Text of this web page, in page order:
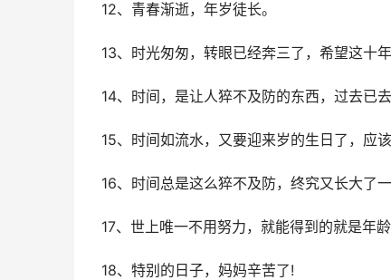
12、青春渐逝，年岁徒长。
13、时光匆匆，转眼已经奔三了，希望这十
14、时间，是让人猝不及防的东西，过去已
15、时间如流水，又要迎来岁的生日了，应
16、时间总是这么猝不及防，终究又长大了
17、世上唯一不用努力，就能得到的就是年
18、特别的日子，妈妈辛苦了!